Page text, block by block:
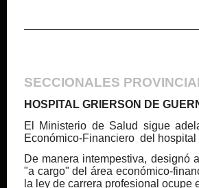
SECCIONALES
HOSPITAL GRIERSON DE
El Ministerio de Salud sigue
Económico-Financiero del hospital
De manera intempestiva, designó
"a cargo" del área económico-
la ley de carrera profesional